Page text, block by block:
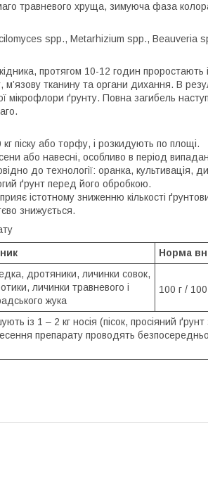
травневого хруща, зимуюча фаза
spp., Metarhizium spp., Beauveria
протягом 10-12 годин
тканину та органи дихання. В
ґрунту. Повна загибель
піску або торфу, і розкидують по площі.
або навесні, особливо в період
до технології: оранка, культивація,
ґрунт перед його обробкою.
істотному зниженню кількості
знижується.
Норма
дротяники, личинки совок,
личинки травневого і
жука
100 г /
із 1 – 2 кг носія (пісок, просіяний
препарату проводять